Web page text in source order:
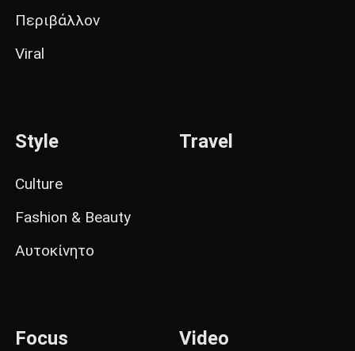
Περιβάλλον
Viral
Style
Culture
Fashion & Beauty
Αυτοκίνητο
Travel
Focus Video